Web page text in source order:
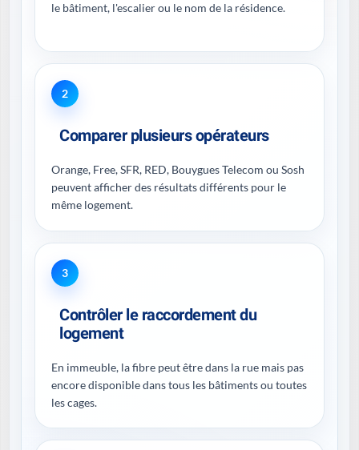
le bâtiment, l'escalier ou le nom de la résidence.
2
Comparer plusieurs opérateurs
Orange, Free, SFR, RED, Bouygues Telecom ou Sosh
peuvent afficher des résultats différents pour le
même logement.
3
Contrôler le raccordement du
logement
En immeuble, la fibre peut être dans la rue mais pas
encore disponible dans tous les bâtiments ou toutes
les cages.